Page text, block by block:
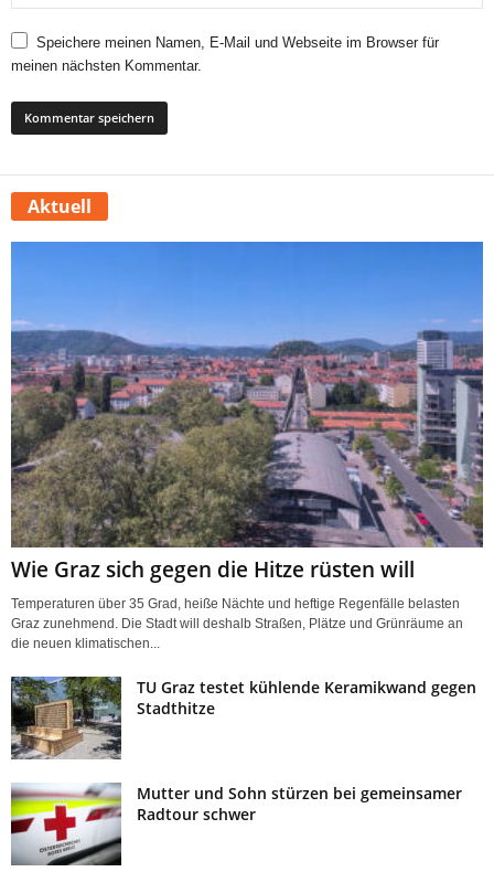
Speichere meinen Namen, E-Mail und Webseite im Browser für
meinen nächsten Kommentar.
Aktuell
Wie Graz sich gegen die Hitze rüsten will
Temperaturen über 35 Grad, heiße Nächte und heftige Regenfälle belasten
Graz zunehmend. Die Stadt will deshalb Straßen, Plätze und Grünräume an
die neuen klimatischen...
TU Graz testet kühlende Keramikwand gegen
Stadthitze
Mutter und Sohn stürzen bei gemeinsamer
Radtour schwer